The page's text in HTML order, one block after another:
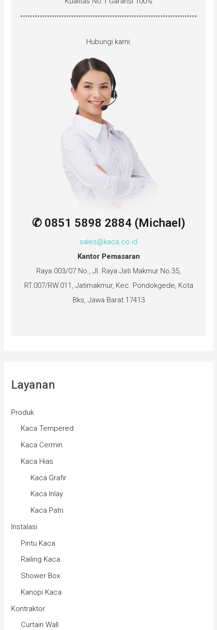
Hubungi kami:
✆ 0851 5898 2884 (Michael)
sales@kaca.co.id
Kantor Pemasaran
Raya 003/07 No., Jl. Raya Jati Makmur No.35,
RT.007/RW.011, Jatimakmur, Kec. Pondokgede, Kota
Bks, Jawa Barat 17413
Layanan
Produk
Kaca Tempered
Kaca Cermin
Kaca Hias
Kaca Grafir
Kaca Inlay
Kaca Patri
Instalasi
Pintu Kaca
Railing Kaca
Shower Box
Kanopi Kaca
Kontraktor
Curtain Wall